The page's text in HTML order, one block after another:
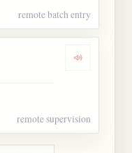
remote batch entry
Dengarkan
remote supervision